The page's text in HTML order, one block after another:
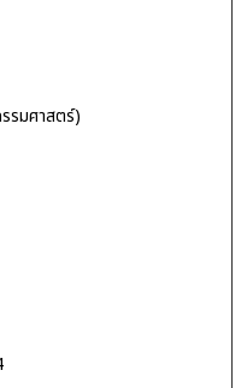
รมศาสตร์)